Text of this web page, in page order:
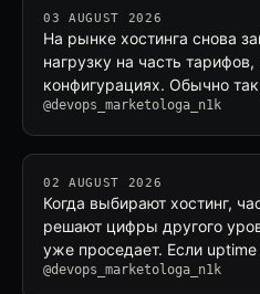
03 AUGUST 2026
На рынке хостинга снова
нагрузку на часть
конфигурациях. Обычно
@devops_marketologa_n1k
02 AUGUST 2026
Когда выбирают хостинг,
решают цифры другого
уже проседает. Если
@devops_marketologa_n1k